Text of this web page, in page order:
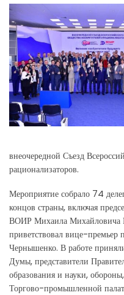
внеочередной Съезд
рационализаторов.
Мероприятие собрало 74
концов страны, включая
ВОИР Михаила Михайловича
приветствовал вице-премьер
Чернышенко. В работе
Думы, представители
образования и науки,
Торгово-промышленной